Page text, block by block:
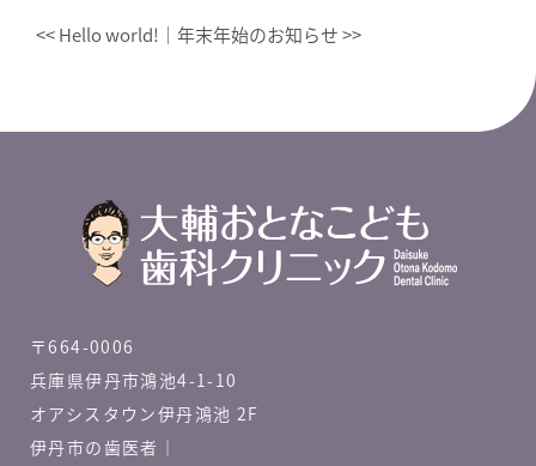
<<Hello world! ｜ 年末年始のお知らせ>>
〒664-0006
兵庫県伊丹市鴻池4-1-10
オアシスタウン伊丹鴻池 2F
伊丹市の歯医者｜